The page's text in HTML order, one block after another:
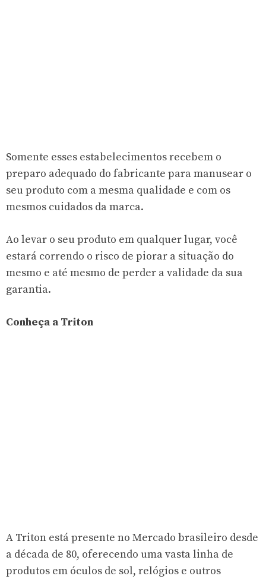
Somente esses estabelecimentos recebem o
preparo adequado do fabricante para manusear o
seu produto com a mesma qualidade e com os
mesmos cuidados da marca.
Ao levar o seu produto em qualquer lugar, você
estará correndo o risco de piorar a situação do
mesmo e até mesmo de perder a validade da sua
garantia.
Conheça a Triton
A Triton está presente no Mercado brasileiro desde
a década de 80, oferecendo uma vasta linha de
produtos em óculos de sol, relógios e outros